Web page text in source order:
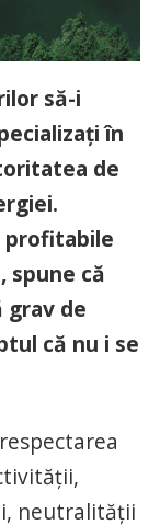
să-i
în
de
profitabile
spune că
de
că nu i se
neutralităţii